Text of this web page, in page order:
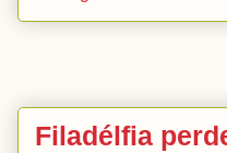
Filadélfia